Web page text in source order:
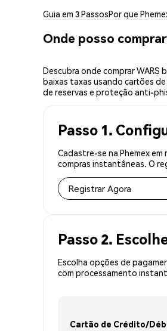
Guia em 3 PassosPor que
Onde posso
Descubra onde comprar WARS
baixas taxas usando cartões
de reservas e proteção anti-
Passo 1.
Cadastre-se na Phemex
compras instantâneas. O
Registrar Agora
Passo 2.
Escolha opções de
com processamento
Cartão de Crédito/